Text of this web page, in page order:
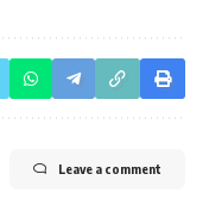
Leave a comment